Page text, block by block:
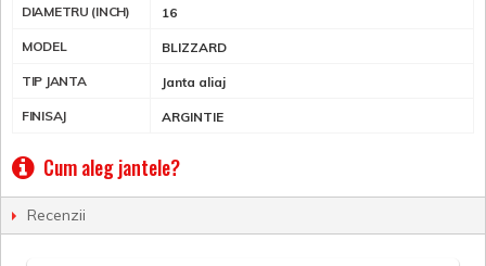
DIAMETRU (INCH) 16
MODEL BLIZZARD
TIP JANTA Janta aliaj
FINISAJ ARGINTIE
Cum aleg jantele?
Recenzii